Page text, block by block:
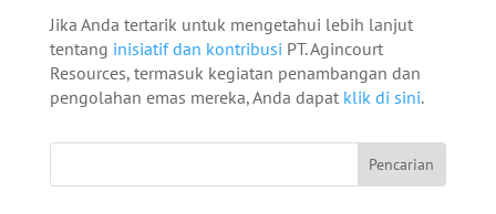
Jika Anda tertarik untuk mengetahui lebih lanjut
tentang inisiatif dan kontribusi PT. Agincourt
Resources, termasuk kegiatan penambangan dan
pengolahan emas mereka, Anda dapat klik di sini.